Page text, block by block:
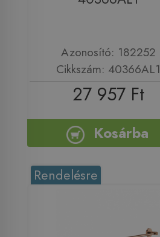
Azonosító: 182252
Cikkszám: 40366AL1
27 957 Ft
Kosárba
Rendelésre